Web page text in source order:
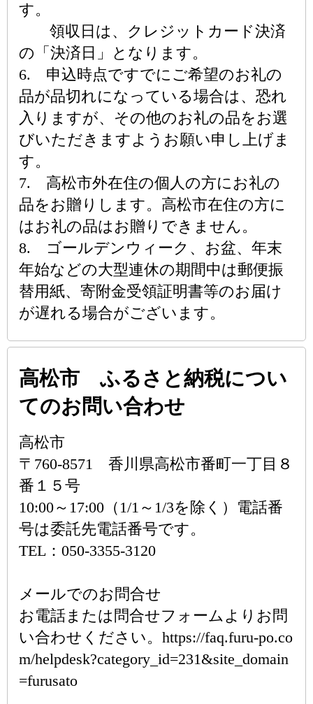
す。
領収日は、クレジットカード決済
の「決済日」となります。
6. 申込時点ですでにご希望のお礼の
品が品切れになっている場合は、恐れ
入りますが、その他のお礼の品をお選
びいただきますようお願い申し上げま
す。
7. 高松市外在住の個人の方にお礼の
品をお贈りします。高松市在住の方に
はお礼の品はお贈りできません。
8. ゴールデンウィーク、お盆、年末
年始などの大型連休の期間中は郵便振
替用紙、寄附金受領証明書等のお届け
が遅れる場合がございます。
高松市 ふるさと納税につい
てのお問い合わせ
高松市
〒760-8571 香川県高松市番町一丁目８
番１５号
10:00～17:00（1/1～1/3を除く）電話番
号は委託先電話番号です。
TEL：050-3355-3120
メールでのお問合せ
お電話または問合せフォームよりお問
い合わせください。https://faq.furu-po.co
m/helpdesk?category_id=231&site_domain
=furusato